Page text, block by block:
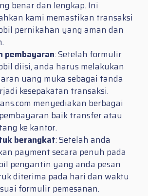
benar dan lengkap. Ini
kami memastikan transaksi
pernikahan yang aman dan
pembayaran: Setelah formulir
diisi, anda harus melakukan
uang muka sebagai tanda
kesepakatan transaksi.
menyediakan berbagai
baik transfer atau
ke kantor.
berangkat: Setelah anda
payment secara penuh pada
pengantin yang anda pesan
diterima pada hari dan waktu
formulir pemesanan.